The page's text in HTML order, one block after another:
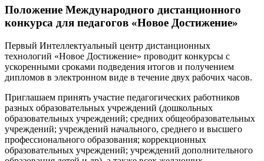
Положение Международного дистанционного
конкурса для педагогов «Новое Достижение»
Первый Интеллектуальный центр дистанционных
технологий «Новое Достижение» проводит конкурсы с
ускоренными сроками подведения итогов и получением
дипломов в электронном виде в течение двух рабочих часов.
Приглашаем принять участие педагогических работников
разных образовательных учреждений (дошкольных
образовательных учреждений; средних общеобразовательных
учреждений; учреждений начального, среднего и высшего
профессионального образования; коррекционных
образовательных учреждений; учреждений дополнительного